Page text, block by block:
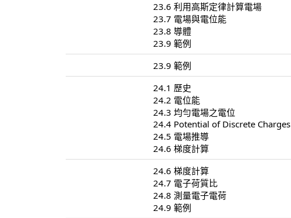
23.6 利用高斯定律計算電場
23.7 電場與電位能
23.8 導體
23.9 範例
23.9 範例
24.1 歷史
24.2 電位能
24.3 均勻電場之電位
24.4 Potential of Discrete Charges
24.5 電場推導
24.6 梯度計算
24.6 梯度計算
24.7 電子荷質比
24.8 測量電子電荷
24.9 範例